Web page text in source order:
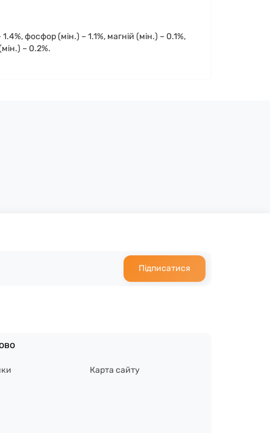
фосфор (мін.) – 1.1%, магній (мін.) – 0.1%,
– 0.2%.
Підписатися
Карта сайту